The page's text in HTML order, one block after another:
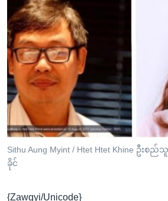
ကျော်
ကြည့်
ရန်
ပင်မ
အ
ညွန်း
စာမျက်နှာ
သို့
ကျော်
ကြည့်
ရန်
ရန်
အမေရိကန်သုံးအီဒီယံ
မကြေးမုံရဲ့ အင်္ဂလိပ်စာ
ရုပ်ရှင်ထဲက အင်္ဂလိပ်စာ
သုတပဒေသာ အင်္ဂလိပ်စာ
အပတ်စဉ်ကဏ္ဍများ
ရေဒီယို
တီဗွီ
ရေဒီယိုနှင့်ရုပ်သံ အချက်အလက်များ
ရေဒီယို/တီဗွီအစီအစဉ်
Learning English
ဗွီအိုအေ လူမှုကွန်ယက်များ
Sithu Aung Myint / Htet Htet Khine ဦ
ခိုင်
{Zawgyi/Unicode}